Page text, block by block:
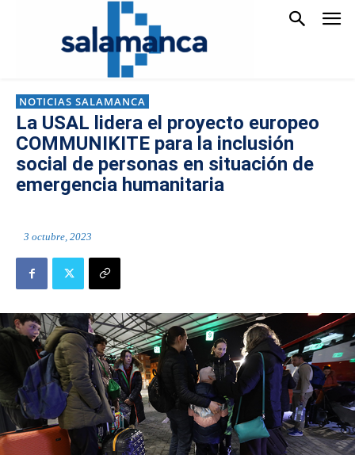
NOTICIAS SALAMANCA
La USAL lidera el proyecto europeo
COMMUNIKITE para la inclusión
social de personas en situación de
emergencia humanitaria
3 octubre, 2023